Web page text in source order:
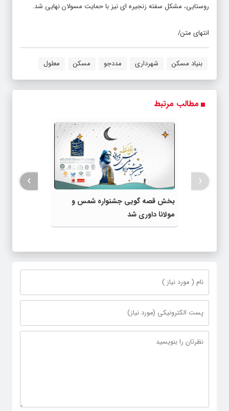
روستایی، مشکل سفته زنجیره ای نیز با حمایت مسولان نهایی شد.
انتهای متن/
بنیاد مسکن شهرداری مددجو مسکن معلول
مطالب مرتبط
بخش قصه گویی جشنواره شمس و
مولانا داوری شد
‹
›